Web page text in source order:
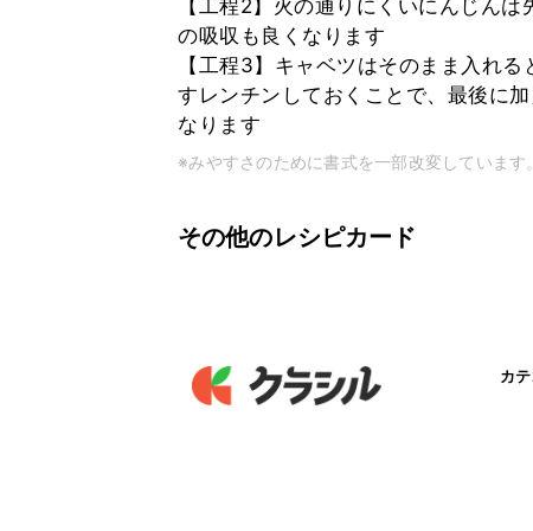
【工程2】火の通りにくいにんじん
の吸収も良くなります
【工程3】キャベツはそのまま入れ
すレンチンしておくことで、最後に
なります
※みやすさのために書式を一部改変しています。
その他のレシピカード
カ